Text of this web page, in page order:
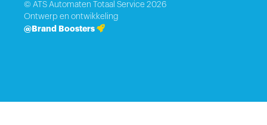
Ontwerp en ontwikkeling
@Brand Boosters
© ATS Automaten Totaal Service 2026